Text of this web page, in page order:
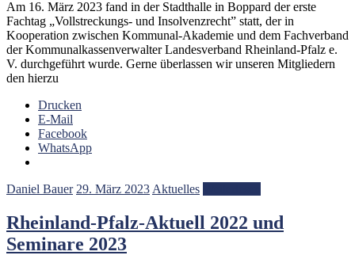
Am 16. März 2023 fand in der Stadthalle in Boppard der erste
Fachtag „Vollstreckungs- und Insolvenzrecht” statt, der in
Kooperation zwischen Kommunal-Akademie und dem Fachverband
der Kommunalkassenverwalter Landesverband Rheinland-Pfalz e.
V. durchgeführt wurde. Gerne überlassen wir unseren Mitgliedern
den hierzu
Drucken
E-Mail
Facebook
WhatsApp
Daniel Bauer 29. März 2023 Aktuelles
Rheinland-Pfalz-Aktuell 2022 und
Seminare 2023